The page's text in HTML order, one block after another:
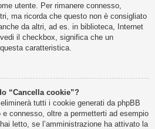
utente. Per rimanere connesso,
ma ricorda che questo non è consigliato
da altri, ad es. in biblioteca, Internet
il checkbox, significa che un
caratteristica.
“Cancella cookie”?
tutti i cookie generati da phpBB
connesso, oltre a permetterti ad esempio
letto, se l’amministrazione ha attivato la